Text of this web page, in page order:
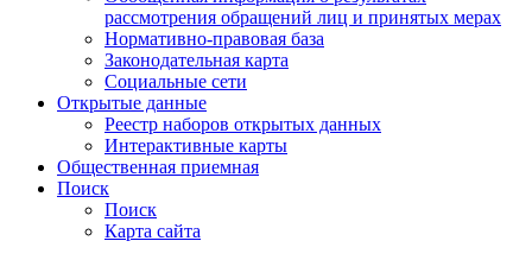
рассмотрения обращений лиц и принятых мерах
Нормативно-правовая база
Законодательная карта
Социальные сети
Открытые данные
Реестр наборов открытых данных
Интерактивные карты
Общественная приемная
Поиск
Поиск
Карта сайта